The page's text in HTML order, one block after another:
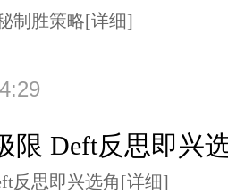
制胜策略[详细]
限 Deft反思即兴
反思即兴选角[详细]